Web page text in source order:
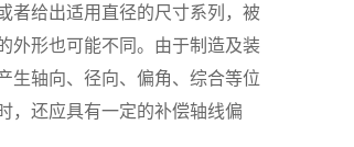
者给出适用直径的尺寸系列，被
外形也可能不同。由于制造及装
生轴向、径向、偏角、综合等位
，还应具有一定的补偿轴线偏